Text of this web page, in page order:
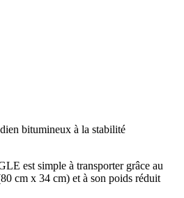
bitumineux à la stabilité
est simple à transporter grâce au
cm x 34 cm) et à son poids réduit